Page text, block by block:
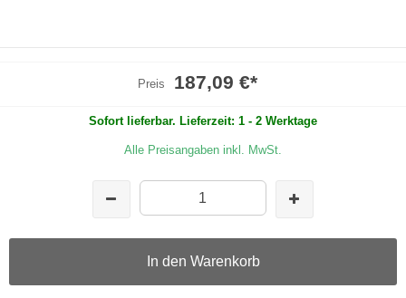
Preis 187,09 €*
Sofort lieferbar. Lieferzeit: 1 - 2 Werktage
Alle Preisangaben inkl. MwSt.
In den Warenkorb